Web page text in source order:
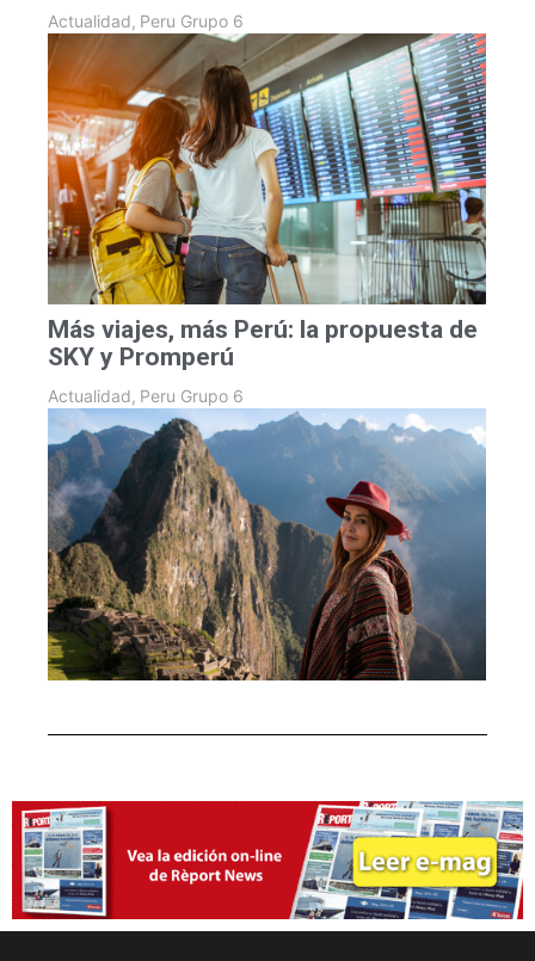
Actualidad, Peru Grupo 6
Más viajes, más Perú: la propuesta de
SKY y Promperú
Actualidad, Peru Grupo 6